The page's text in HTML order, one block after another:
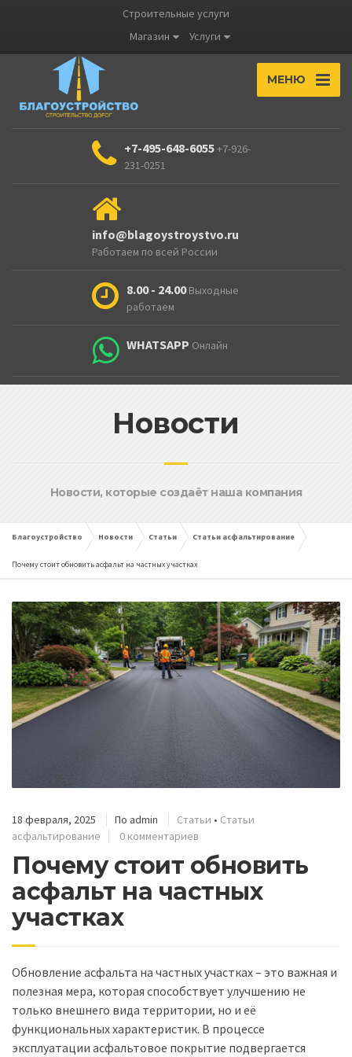
Строительные услуги
Магазин
Услуги
МЕНЮ
+7-495-648-6055+7-926-
231-0251
info@blagoystroystvo.ru
Работаем по всей России
8.00 - 24.00 Выходные
работаем
WHATSAPP Онлайн
Новости
Новости, которые создаёт наша компания
Благоустройство Новости Статьи Статьи асфальтирование
Почему стоит обновить асфальт на частных участках
18 февраля, 2025 По admin Статьи • Статьи
асфальтирование
0 комментариев
Почему стоит обновить
асфальт на частных
участках
Обновление асфальта на частных участках – это важная и
полезная мера, которая способствует улучшению не
только внешнего вида территории, но и её
функциональных характеристик. В процессе
эксплуатации асфальтовое покрытие подвергается